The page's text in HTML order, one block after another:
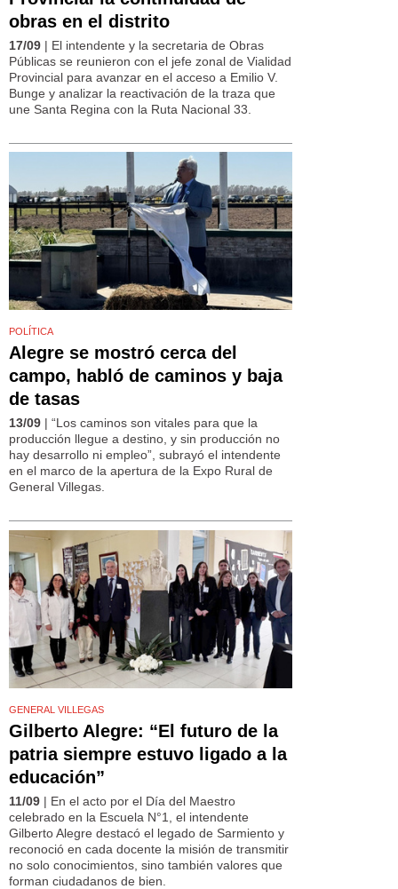
obras en el distrito
17/09 | El intendente y la secretaria de Obras
Públicas se reunieron con el jefe zonal de Vialidad
Provincial para avanzar en el acceso a Emilio V.
Bunge y analizar la reactivación de la traza que
une Santa Regina con la Ruta Nacional 33.
POLÍTICA
Alegre se mostró cerca del
campo, habló de caminos y baja
de tasas
13/09 | “Los caminos son vitales para que la
producción llegue a destino, y sin producción no
hay desarrollo ni empleo”, subrayó el intendente
en el marco de la apertura de la Expo Rural de
General Villegas.
GENERAL VILLEGAS
Gilberto Alegre: “El futuro de la
patria siempre estuvo ligado a la
educación”
11/09 | En el acto por el Día del Maestro
celebrado en la Escuela N°1, el intendente
Gilberto Alegre destacó el legado de Sarmiento y
reconoció en cada docente la misión de transmitir
no solo conocimientos, sino también valores que
forman ciudadanos de bien.